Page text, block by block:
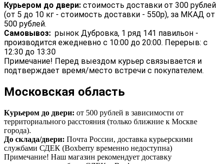
Курьером до двери: стоимость доставки от 300 рублей
(от 5 до 10 кг - стоимость доставки - 550р), за МКАД от
500 рублей.
Самовывоз: рынок Дубровка, 1 ряд 141 павильон -
производится ежедневно с 10:00 до 20:00. Перерыв: с
12:30 до 13:30
Примечание! Перед выездом курьер связывается и
подтверждает время/место встречи с покупателем.
Московская область
Курьером до двери: от 500 рублей в зависимости от
территориального расстояния (только ближние к Москве
города).
До склада/двери: Почта России, доставка курьерскими
службами СДЕК (Boxberry временно недоступна)
Примечание! Наш магазин рекомендует доставку